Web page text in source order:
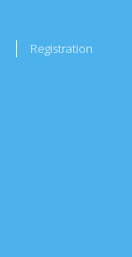
Registration